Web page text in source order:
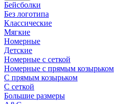
Бейсболки
Без логотипа
Классические
Мягкие
Номерные
Детские
Номерные с сеткой
Номерные с прямым козырьком
С прямым козырьком
С сеткой
Большие размеры